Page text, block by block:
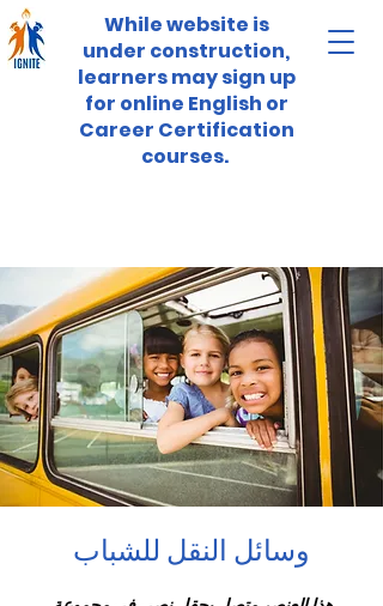
While website is
under construction,
learners may sign up
for online English or
Career Certification
courses.
وسائل النقل للشباب